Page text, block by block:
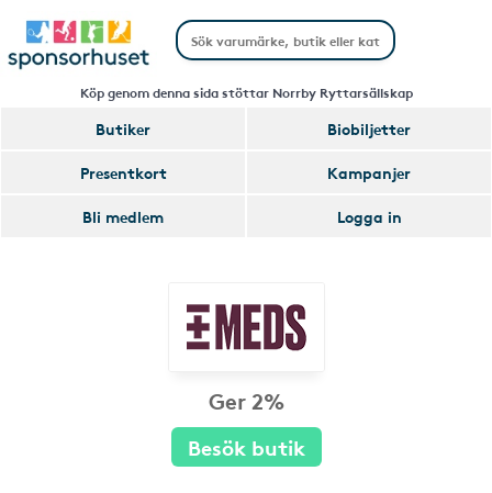
Köp genom denna sida stöttar Norrby Ryttarsällskap
Butiker
Biobiljetter
Presentkort
Kampanjer
Bli medlem
Logga in
Ger 2%
Besök butik